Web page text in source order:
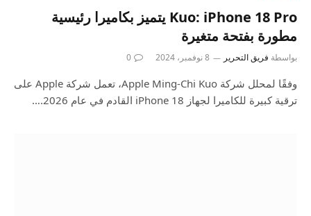
Kuo: iPhone 18 Pro يتميز بكاميرا رئيسية
مطورة بفتحة متغيرة
بواسطة فريق التحرير 8 نوفمبر، 2024 0
وفقًا لمحلل شركة Apple Ming-Chi Kuo، تعمل شركة Apple على
ترقية كبيرة للكاميرا لجهاز iPhone 18 القادم في عام 2026.…